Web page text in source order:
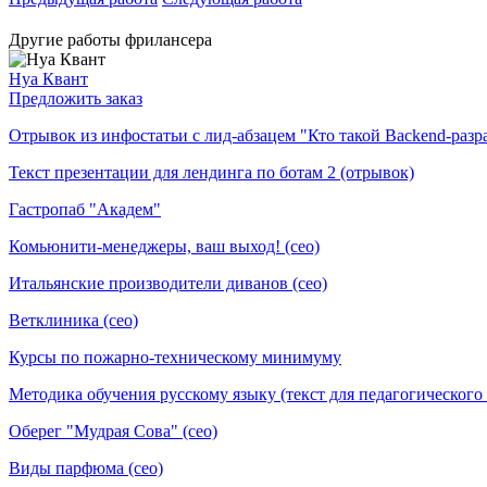
Другие работы фрилансера
Нуа Квант
Предложить заказ
Отрывок из инфостатьи с лид-абзацем "Кто такой Backend-
Текст презентации для лендинга по ботам 2 (отрывок)
Гастропаб "Академ"
Комьюнити-менеджеры, ваш выход! (сео)
Итальянские производители диванов (сео)
Ветклиника (сео)
Курсы по пожарно-техническому минимуму
Методика обучения русскому языку (текст для педагогического
Оберег "Мудрая Сова" (сео)
Виды парфюма (сео)